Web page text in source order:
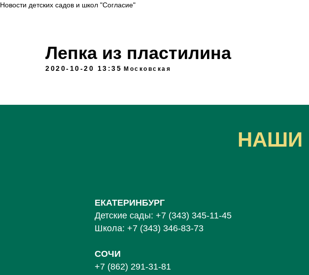
Новости детских садов и школ "Согласие"
Лепка из пластилина
2020-10-20 13:35 Московская
НАШИ
ЕКАТЕРИНБУРГ
Детские сады: +7 (343) 345-11-45
Школа: +7 (343) 346-83-73
СОЧИ
+7 (862) 291-31-81